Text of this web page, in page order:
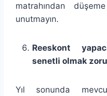
matrahından
unutmayın.
Reeskont
senetli olmak
Yıl sonunda